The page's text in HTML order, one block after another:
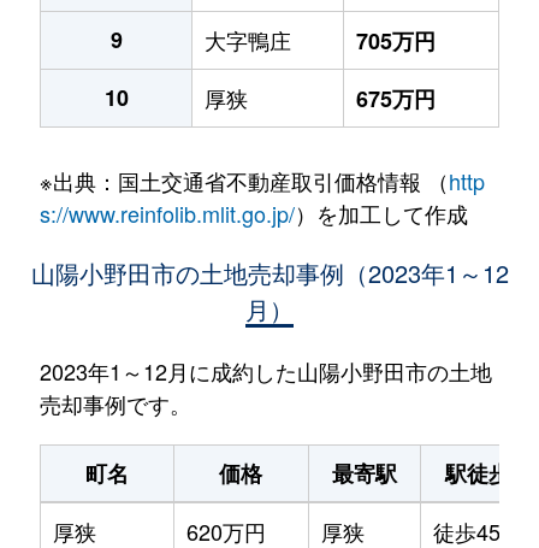
9
大字鴨庄
705万円
10
厚狭 675万円
※出典：国土交通省不動産取引価格情報 （http
s://www.reinfolib.mlit.go.jp/）を加工して作成
山陽小野田市の土地売却事例（2023年1～12
月）
2023年1～12月に成約した山陽小野田市の土地
売却事例です。
町名 価格 最寄駅
駅徒歩
厚狭
620万円 厚狭
徒歩45分